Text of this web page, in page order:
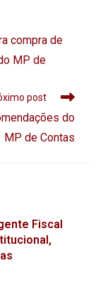
compra de
MP de
post
do
MP de Contas
Fiscal